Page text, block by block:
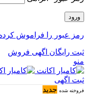
ورود
رمز عبور را فراموش کرده
ثبت رایگان اگهی فروش
منو
ثبت اگهی
فروخته شده جدید